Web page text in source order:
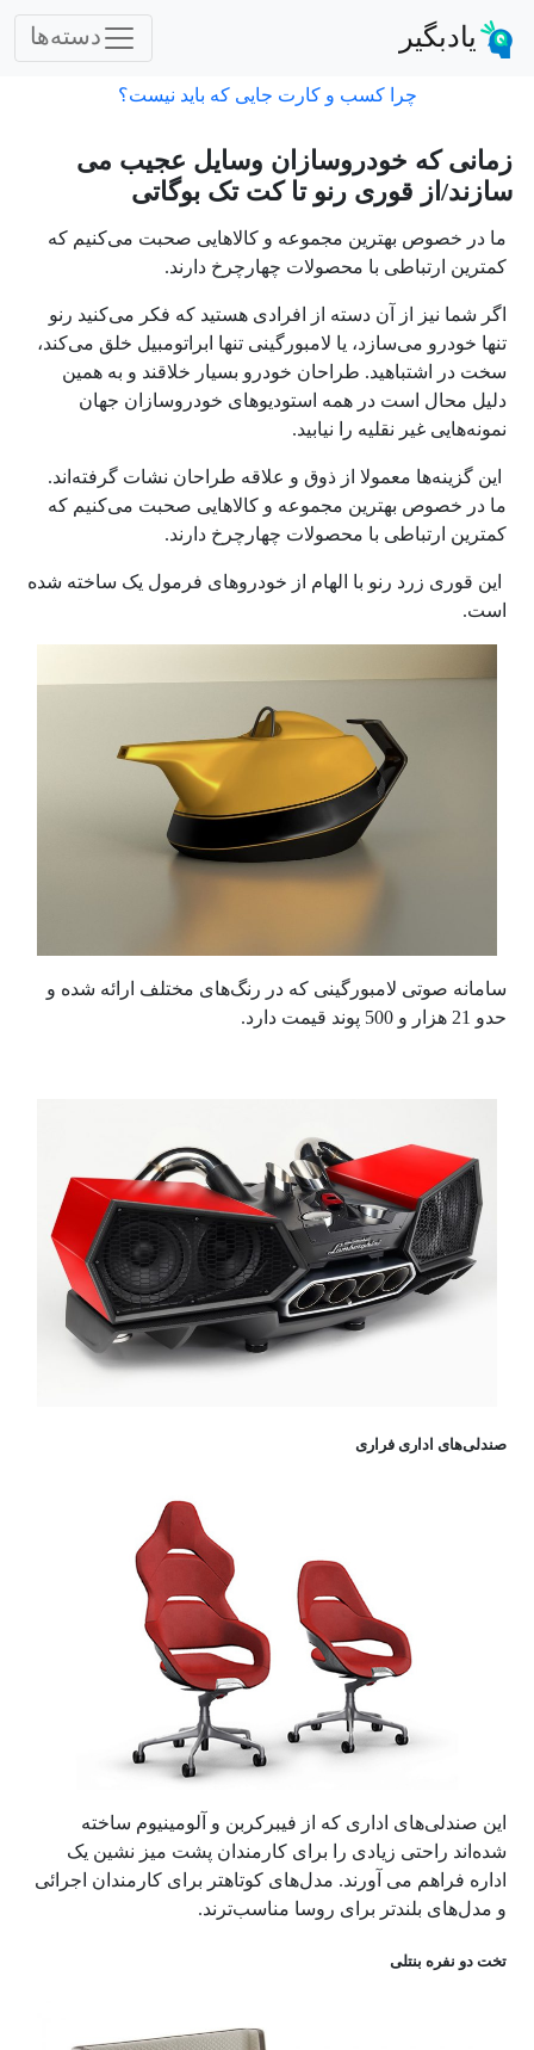
یادبگیر دسته‌ها
چرا کسب و کارت جایی که باید نیست؟
زمانی که خودروسازان وسایل عجیب می
سازند/از قوری رنو تا کت تک بوگاتی
ما در خصوص بهترین مجموعه‌ و کالاهایی صحبت می‌کنیم که
کمترین ارتباطی با محصولات چهارچرخ دارند.
اگر شما نیز از آن دسته از افرادی هستید که فکر می‌کنید رنو
تنها خودرو می‌سازد، یا لامبورگینی تنها ابراتومبیل خلق می‌کند،
سخت در اشتباهید. طراحان خودرو بسیار خلاقند و به همین
دلیل محال است در همه استودیوهای خودروسازان جهان
نمونه‌هایی غیر نقلیه را نیابید.
این گزینه‌ها معمولا از ذوق و علاقه طراحان نشات گرفته‌اند.
ما در خصوص بهترین مجموعه‌ و کالاهایی صحبت می‌کنیم که
کمترین ارتباطی با محصولات چهارچرخ دارند.
این قوری زرد رنو با الهام از خودروهای فرمول یک ساخته شده
است.
سامانه صوتی لامبورگینی که در رنگ‌های مختلف ارائه شده و
حدو 21 هزار و 500 پوند قیمت دارد.
صندلی‌های اداری فراری
این صندلی‌های اداری که از فیبرکربن و آلومینیوم ساخته
شده‌اند راحتی زیادی را برای کارمندان پشت میز نشین یک
اداره فراهم می آورند. مدل‌های کوتاهتر برای کارمندان اجرائی
و مدل‌های بلندتر برای روسا مناسب‌ترند.
تخت دو نفره بنتلی